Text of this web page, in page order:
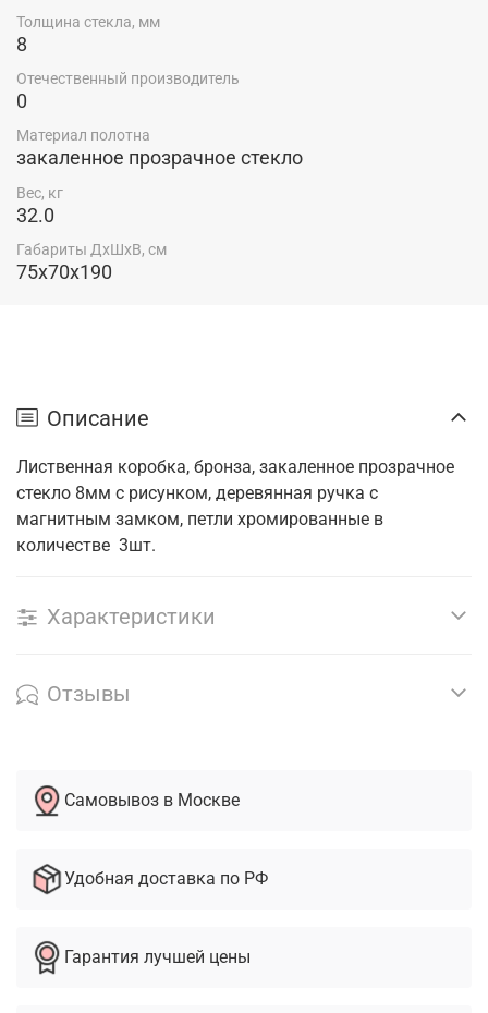
Толщина стекла, мм
8
Отечественный производитель
0
Материал полотна
закаленное прозрачное стекло
Вес, кг
32.0
Габариты ДхШхВ, см
75x70x190
Описание
Лиственная коробка, бронза, закаленное прозрачное
стекло 8мм с рисунком, деревянная ручка с
магнитным замком, петли хромированные в
количестве 3шт.
Характеристики
Отзывы
Самовывоз в Москве
Удобная доставка по РФ
Гарантия лучшей цены